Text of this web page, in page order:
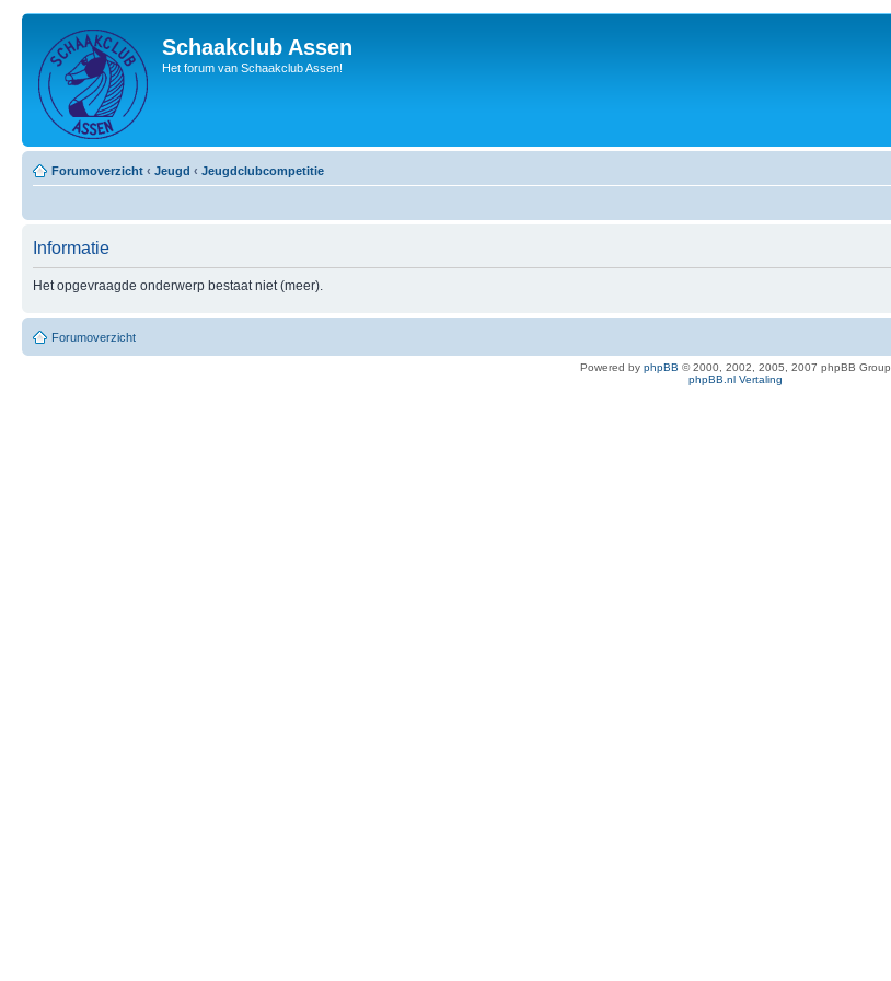
Schaakclub Assen
Het forum van Schaakclub Assen!
Forumoverzicht ‹ Jeugd ‹ Jeugdclubcompetitie
Informatie
Het opgevraagde onderwerp bestaat niet (meer).
Forumoverzicht
Powered by phpBB © 2000, 2002, 2005, 2007 phpBB Group
phpBB.nl Vertaling